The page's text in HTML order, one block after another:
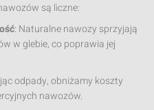
są liczne:
: Naturalne nawozy sprzyjają
w glebie, co poprawia jej
odpady, obniżamy koszty
nawozów.